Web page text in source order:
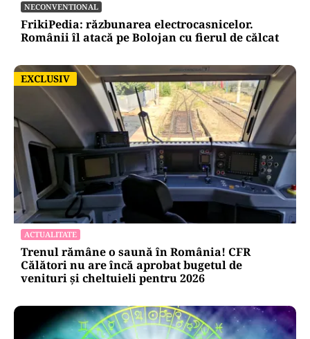
NECONVENTIONAL
FrikiPedia: răzbunarea electrocasnicelor.
Românii îl atacă pe Bolojan cu fierul de călcat
EXCLUSIV
EXCLUSIV
ACTUALITATE
Trenul rămâne o saună în România! CFR
Călători nu are încă aprobat bugetul de
venituri și cheltuieli pentru 2026